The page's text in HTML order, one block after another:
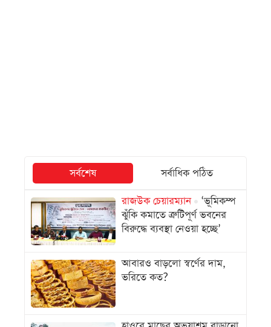
সর্বশেষ
সর্বাধিক পঠিত
রাজউক চেয়ারম্যান
‘ভূমিকম্প
ঝুঁকি কমাতে ত্রুটিপূর্ণ ভবনের
বিরুদ্ধে ব্যবস্থা নেওয়া হচ্ছে’
আবারও বাড়লো স্বর্ণের দাম,
ভরিতে কত?